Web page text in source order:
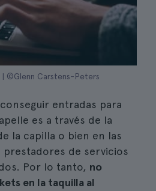
| ©Glenn Carstens-Peters
entradas para
es a través de la
la capilla o bien en las
de servicios
Por lo tanto, no
en la taquilla al